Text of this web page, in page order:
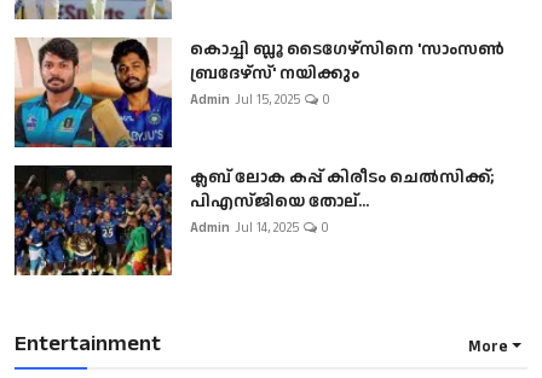
കൊച്ചി ബ്ലൂ ടൈഗേഴ്സിനെ 'സാംസൺ
ബ്രദേഴ്സ്' നയിക്കും
Admin Jul 15, 2025 0
ക്ലബ് ലോക കപ്പ് കിരീടം ചെല്‍സിക്ക്;
പിഎസ്ജിയെ തോല്...
Admin Jul 14, 2025 0
Entertainment More